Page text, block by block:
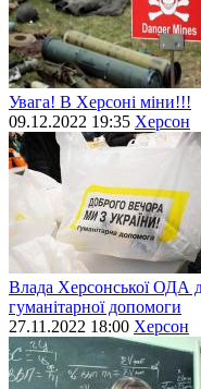
Увага! В Херсоні міни!!!
09.12.2022 19:35 Херсон
Влада Херсонської ОДА
гуманітарної допомоги
27.11.2022 18:00 Херсон